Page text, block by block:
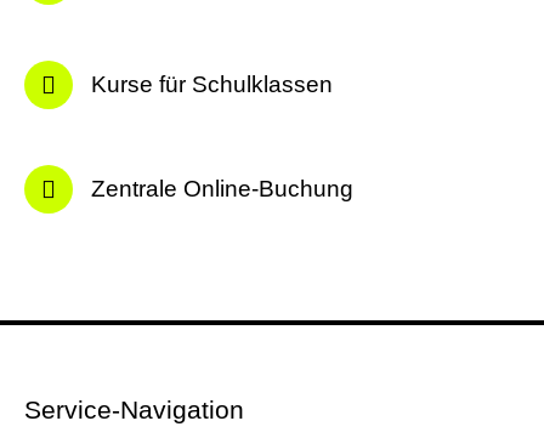
Kurse für Schulklassen
Zentrale Online-Buchung
Service-Navigation